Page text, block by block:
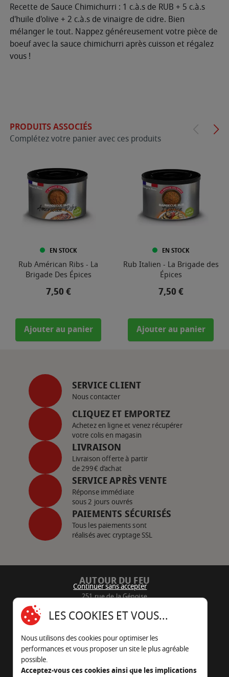
Recette de Sauce Chimichurri : 1 c.à.s de RUB + 5 c.à.s
d'huile d'olive + 2 c.à.s de vinaigre de cidre. Bien
mélanger le tout. Nappez généreusement votre pièce de
boeuf avec la sauce chimichurri après cuisson et régalez
vous !
PRODUITS ASSOCIÉS
Complétez votre panier avec ces produits
EN STOCK
Rub Américan Ribs - La
Brigade Des Épices
Prix
7,50 €
Ajouter au panier
EN STOCK
Rub Italien - La Brigade des
Épices
Prix
7,50 €
Ajouter au panier
SERVICE CLIENT
Nous contacter
CLIQUEZ ET EMPORTEZ
Achetez en ligne et venez récupérer
votre colis en magasin
LIVRAISON
Livraison offerte à partir
de 299€ d’achat
SERVICE APRÈS VENTE
Réponse immédiate
sous 2 jours ouvrés
PAIEMENTS SÉCURISÉS
Tous les paiements sont
réalisés avec cryptage SSL
AUTOUR DU FEU
251 rue de la Génoise
05 45 22 98 09
Nous envoyer un e-mail
Continuer sans accepter
LES COOKIES ET VOUS...
Nous utilisons des cookies pour optimiser les
performances et vous proposer un site le plus agréable
possible.
Acceptez-vous ces cookies ainsi que les implications